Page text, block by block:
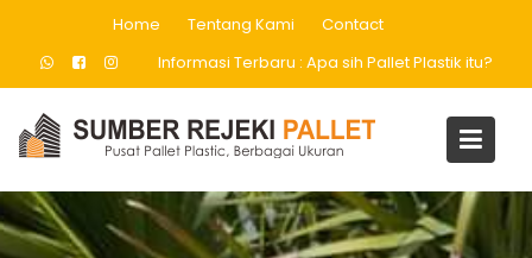
content
Home Tentang Kami
Contact
Informasi Terbaru : Apa sih Pallet Plastik itu?